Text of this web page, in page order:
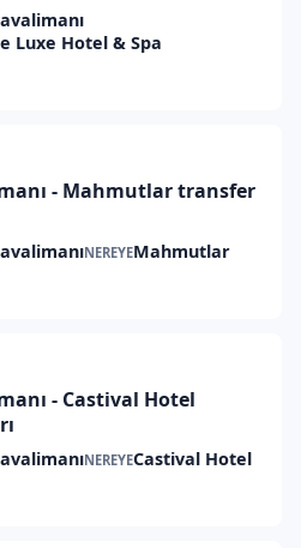
Luxe Hotel & Spa
- Mahmutlar transfer
NEREYEMahmutlar
- Castival Hotel
NEREYECastival Hotel